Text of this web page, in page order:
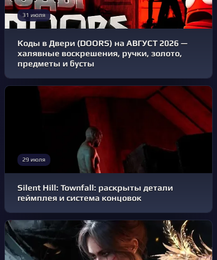
31 июля
Коды в Двери (DOORS) на АВГУСТ 2026 —
халявные воскрешения, ручки, золото,
предметы и бусты
29 июля
Silent Hill: Townfall: раскрыты детали
геймплея и система концовок